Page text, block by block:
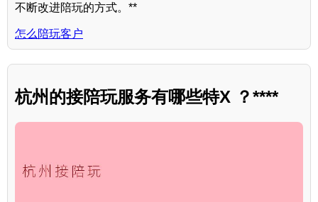
不断改进陪玩的方式。**
怎么陪玩客户
杭州的接陪玩服务有哪些特X ？****